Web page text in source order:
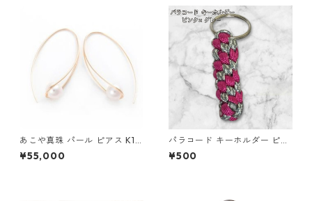
あこや真珠 パール ピアス K10
イエローゴールド ジプシー フ
ック ピアス 7mm 7ミリ珠 ア
¥55,000
パラコード キーホルダー ピン
ク グレー 編み込み s28
¥500